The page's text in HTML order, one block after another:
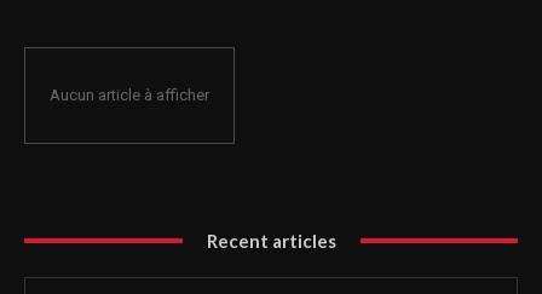
Aucun article à afficher
Recent articles